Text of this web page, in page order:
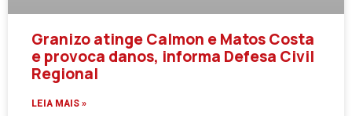
Granizo atinge Calmon e Matos Costa
e provoca danos, informa Defesa Civil
Regional
LEIA MAIS »